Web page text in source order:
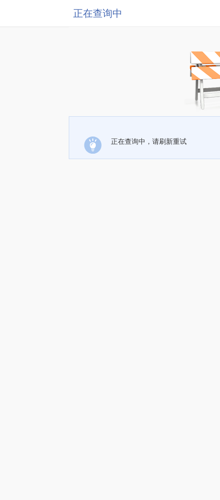
正在查询中
正在查询中，请刷新重试